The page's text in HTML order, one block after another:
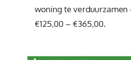
woning te verduurzamen
€125,00 – €365,00.